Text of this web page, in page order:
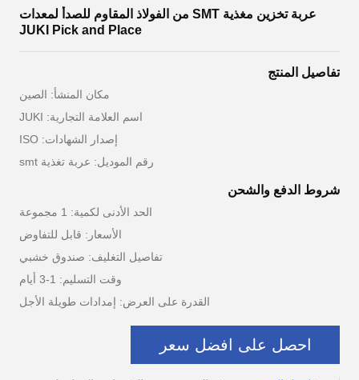
عربة تخزين مغذية SMT من الفولاذ المقاوم للصدأ لمعدات
JUKI Pick and Place
تفاصيل المنتج
مكان المنشأ: الصين
اسم العلامة التجارية: JUKI
إصدار الشهادات: ISO
رقم الموديل: عربة تغذية smt
شروط الدفع والشحن
الحد الأدنى لكمية: 1 مجموعة
الأسعار: قابل للتفاوض
تفاصيل التغليف: صندوق خشبي
وقت التسليم: 1-3 أيام
القدرة على العرض: إمدادات طويلة الأجل
احصل على افضل سعر